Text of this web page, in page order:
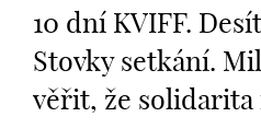
10 dní KVIFF.
Stovky setkání.
věřit, že solidarita